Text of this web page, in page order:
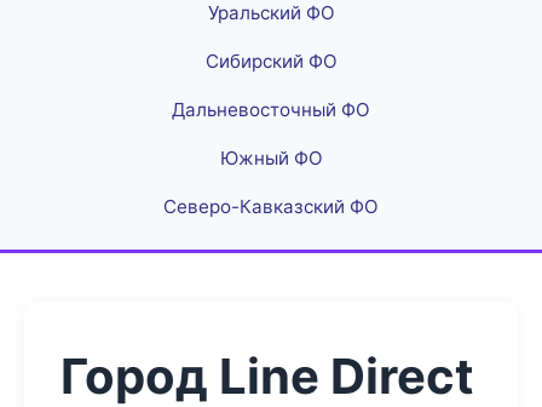
Уральский ФО
Сибирский ФО
Дальневосточный ФО
Южный ФО
Северо-Кавказский ФО
Город Line Direct